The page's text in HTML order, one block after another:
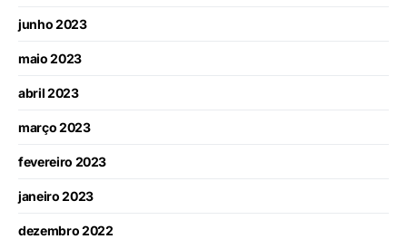
junho 2023
maio 2023
abril 2023
março 2023
fevereiro 2023
janeiro 2023
dezembro 2022